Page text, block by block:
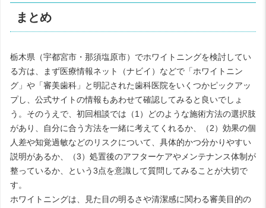
まとめ
栃木県（宇都宮市・那須塩原市）でホワイトニングを検討してい
る方は、まず医療情報ネット（ナビイ）などで「ホワイトニン
グ」や「審美歯科」と明記された歯科医院をいくつかピックアッ
プし、公式サイトの情報もあわせて確認してみると良いでしょ
う。そのうえで、初回相談では（1）どのような施術方法の選択肢
があり、自分に合う方法を一緒に考えてくれるか、（2）効果の個
人差や知覚過敏などのリスクについて、具体的かつ分かりやすい
説明があるか、（3）処置後のアフターケアやメンテナンス体制が
整っているか、という3点を意識して質問してみることが大切で
す。
ホワイトニングは、見た目の明るさや清潔感に関わる審美目的の